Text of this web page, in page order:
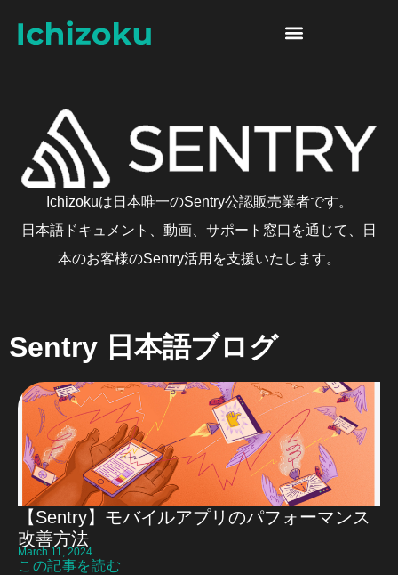
Skip to content
Ichizokuは日本唯一のSentry公認販売業者です。
日本語ドキュメント、動画、サポート窓口を通じて、日
本のお客様のSentry活用を支援いたします。
Sentry 日本語ブログ
【Sentry】モバイルアプリのパフォーマンス
改善方法
March 11, 2024
この記事を読む